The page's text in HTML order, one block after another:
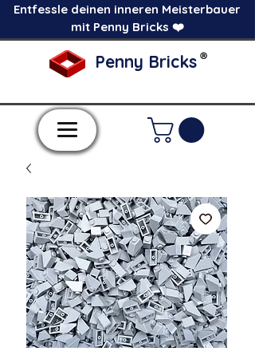
Entfessle deinen inneren Meisterbauer
mit Penny Bricks ❤️
Penny Bricks ®